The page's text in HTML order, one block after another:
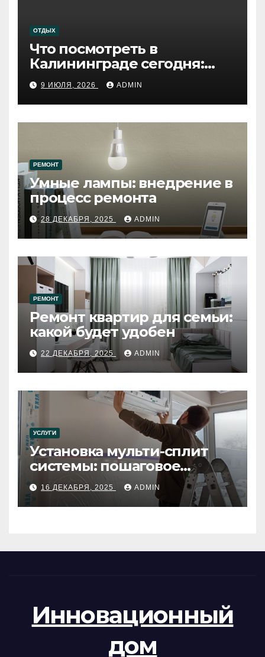
ОТДЫХ
Что посмотреть в
Калининграде сегодня:
путеводитель по самому
западному городу России
9 ИЮЛЯ, 2026 ADMIN
РЕМОНТ
Умные лампы: внедрение в
процесс ремонта
28 ДЕКАБРЯ, 2025 ADMIN
РЕМОНТ
Ремонт квартир для семьи:
какой будет удобен
22 ДЕКАБРЯ, 2025 ADMIN
УСЛУГИ
Установка мульти-сплит
системы: пошаговое
руководство
16 ДЕКАБРЯ, 2025 ADMIN
Инновационный
дом